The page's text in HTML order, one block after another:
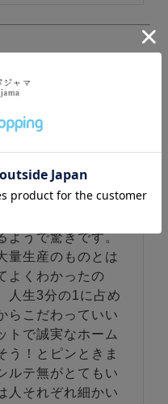
ルなデザインでい
少し工夫があって
がよいです。汗を
ようで驚きです。
量生産のものとは
よくわかったの
人生3分の1に占め
らこだわっていい
トで誠実なホーム
う！とピンときま
ルテ無がとてもい
人それぞれ細かい